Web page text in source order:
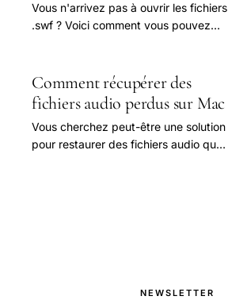
Vous n'arrivez pas à ouvrir les fichiers
.swf ? Voici comment vous pouvez
nom se.
Comment récupérer des
fichiers audio perdus sur Mac
Vous cherchez peut-être une solution
pour restaurer des fichiers audio que
NEWSLETTER